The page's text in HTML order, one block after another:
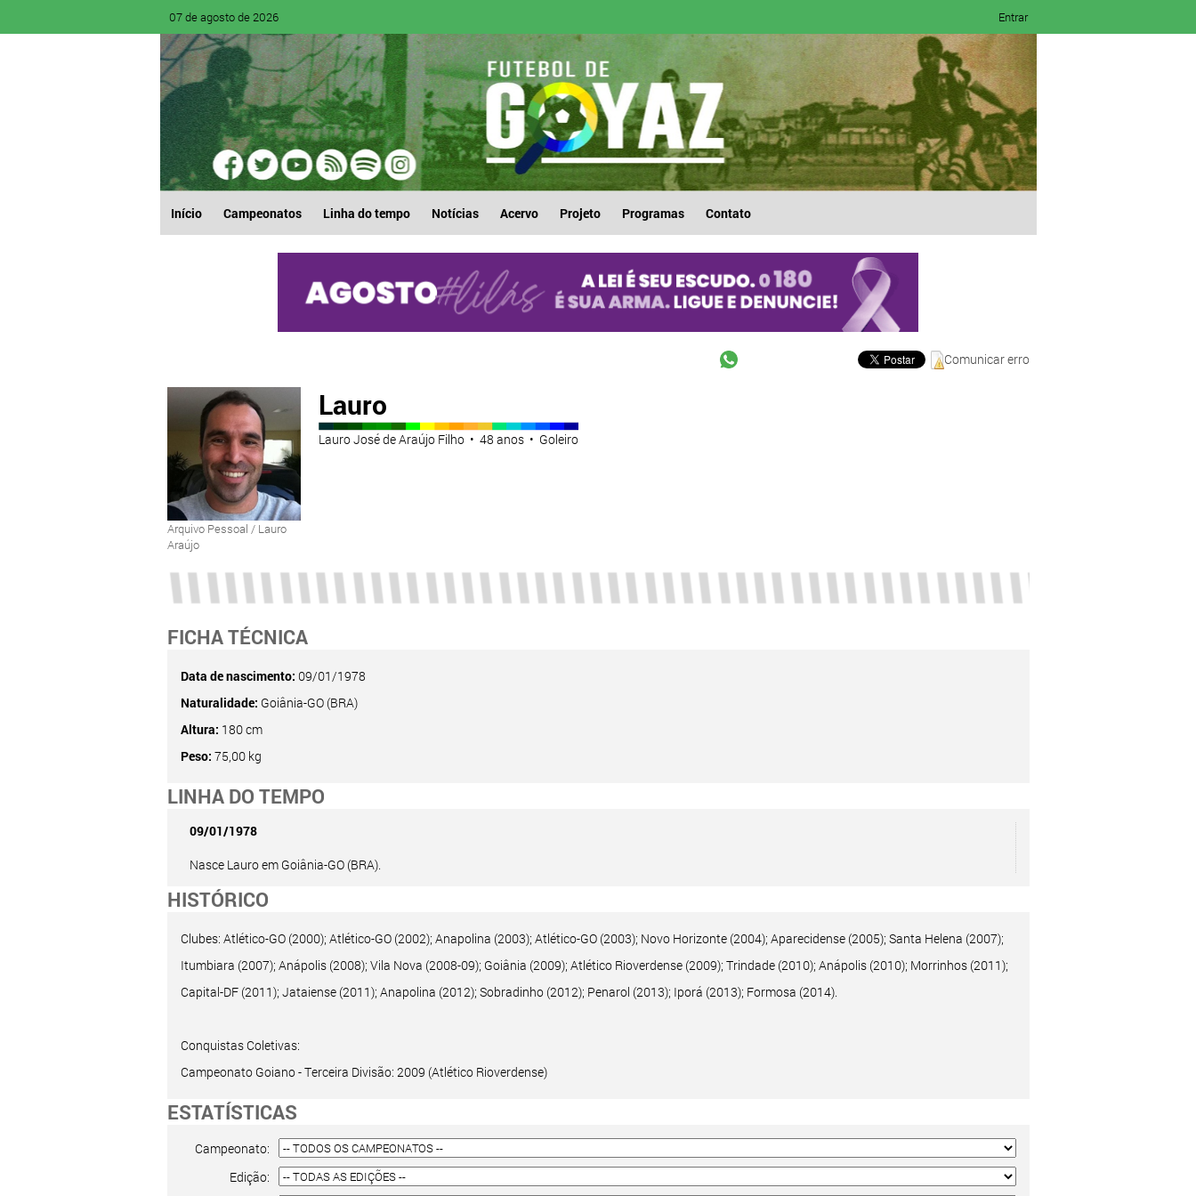
07 de agosto de 2026 Entrar
Início Campeonatos Linha do tempo Notícias Acervo Projeto Programas Contato
Comunicar erro
Arquivo Pessoal / Lauro
Araújo
Lauro
Lauro José de Araújo Filho • 48 anos • Goleiro
FICHA TÉCNICA
Data de nascimento: 09/01/1978
Naturalidade: Goiânia-GO (BRA)
Altura: 180 cm
Peso: 75,00 kg
LINHA DO TEMPO
09/01/1978
Nasce Lauro em Goiânia-GO (BRA).
HISTÓRICO
Clubes: Atlético-GO (2000); Atlético-GO (2002); Anapolina (2003); Atlético-GO (2003); Novo Horizonte (2004); Aparecidense (2005); Santa Helena (2007);
Itumbiara (2007); Anápolis (2008); Vila Nova (2008-09); Goiânia (2009); Atlético Rioverdense (2009); Trindade (2010); Anápolis (2010); Morrinhos (2011);
Capital-DF (2011); Jataiense (2011); Anapolina (2012); Sobradinho (2012); Penarol (2013); Iporá (2013); Formosa (2014).
Conquistas Coletivas:
Campeonato Goiano - Terceira Divisão: 2009 (Atlético Rioverdense)
ESTATÍSTICAS
Campeonato:
Edição: